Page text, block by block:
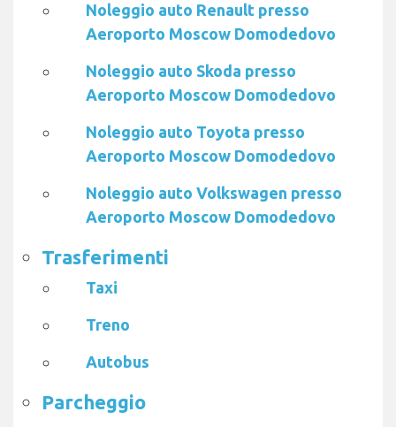
Noleggio auto Renault presso
Aeroporto Moscow Domodedovo
Noleggio auto Skoda presso
Aeroporto Moscow Domodedovo
Noleggio auto Toyota presso
Aeroporto Moscow Domodedovo
Noleggio auto Volkswagen presso
Aeroporto Moscow Domodedovo
Trasferimenti
Taxi
Treno
Autobus
Parcheggio